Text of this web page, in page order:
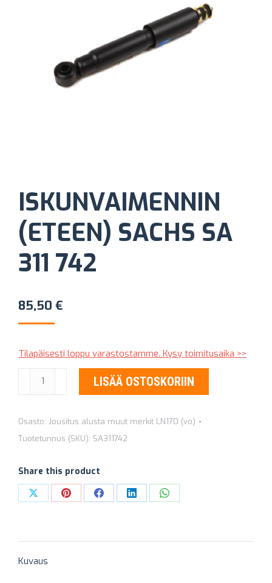
ISKUNVAIMENNIN
(ETEEN) SACHS SA
311 742
85,50 €
Tilapäisesti loppu varastostamme. Kysy toimitusaika >>
ISKUNVAIMENNIN
(ETEEN)
SA
311
määrä
LISÄÄ OSTOSKORIIN
Osasto: Jousitus alusta muut merkit LN170 (vo)
Tuotetunnus (SKU): SA311742
Share this product
Share Share Share Share Share
Kuvaus